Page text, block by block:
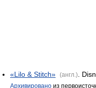
«Lilo & Stitch» (англ.) .
Архивировано из